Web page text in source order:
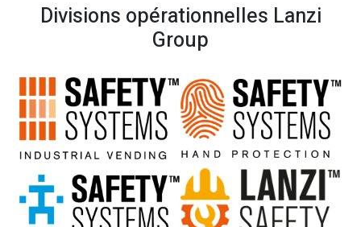
Divisions opérationnelles Lanzi
Group​